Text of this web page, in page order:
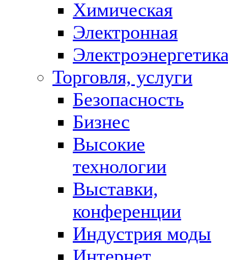
Химическая
Электронная
Торговля, услуги
Безопасность
Бизнес
Высокие
технологии
Выставки,
конференции
Индустрия моды
Интернет